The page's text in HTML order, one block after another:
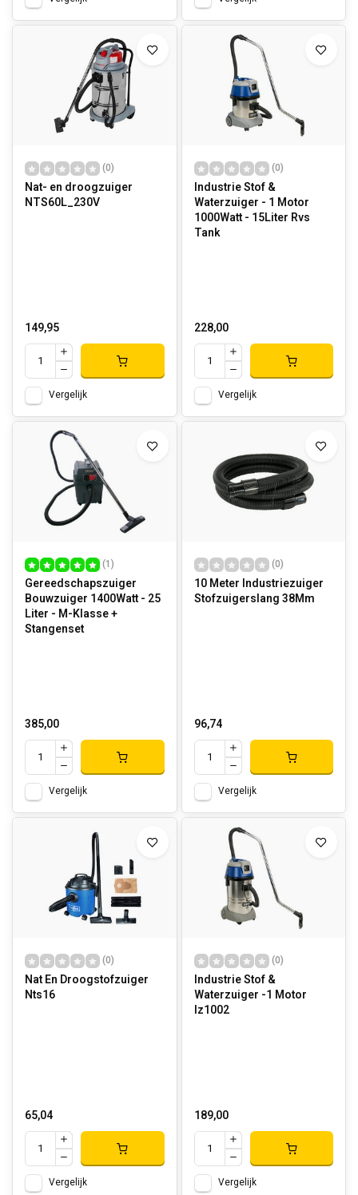
(0)
Nat- en droogzuiger
NTS60L_230V
149,95
Vergelijk
(0)
Industrie Stof &
Waterzuiger - 1 Motor
1000Watt - 15Liter Rvs
Tank
228,00
Vergelijk
(1)
Gereedschapszuiger
Bouwzuiger 1400Watt - 25
Liter - M-Klasse +
Stangenset
385,00
Vergelijk
(0)
10 Meter Industriezuiger
Stofzuigerslang 38Mm
96,74
Vergelijk
(0)
Nat En Droogstofzuiger
Nts16
65,04
Vergelijk
(0)
Industrie Stof &
Waterzuiger -1 Motor
Iz1002
189,00
Vergelijk